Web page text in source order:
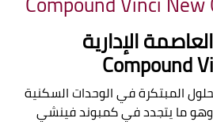
الإدارية
Compound
المبتكرة في الوحدات السكنية
وهو ما يتجدد في كمبوند فينشي